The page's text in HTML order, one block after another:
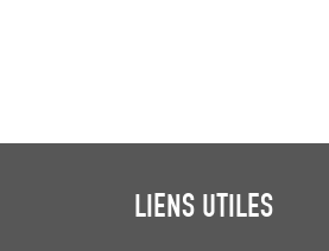
LIENS UTILES